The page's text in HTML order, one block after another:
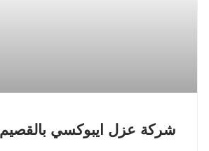
شركة عزل ايبوكسي بالقصيم